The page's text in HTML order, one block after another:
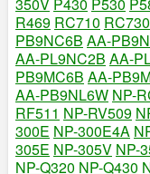
R469 RC710 RC730
PB9NC6B AA-
AA-PL9NC2B AA-
PB9MC6B AA-
AA-PB9NL6W NP-
RF511 NP-RV509
300E NP-300E4A
305E NP-305V NP-
NP-Q320 NP-Q430